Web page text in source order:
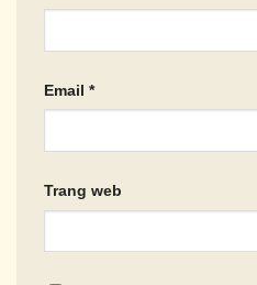
Email *
Trang web